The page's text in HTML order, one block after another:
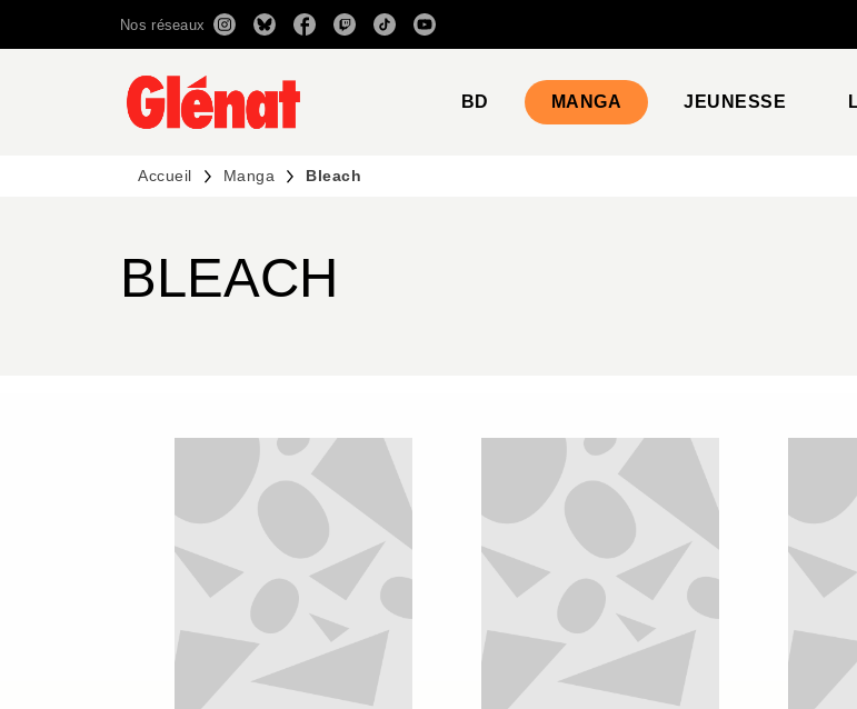
RECHERCHE CONTENU
Nos réseaux
BD MANGA JEUNESSE
Accueil Manga Bleach
BLEACH